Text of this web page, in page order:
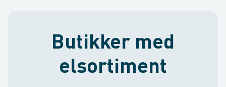
Butikker med
elsortiment